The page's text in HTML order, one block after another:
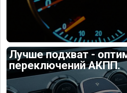
Лучше подхват -
переключений АКПП.